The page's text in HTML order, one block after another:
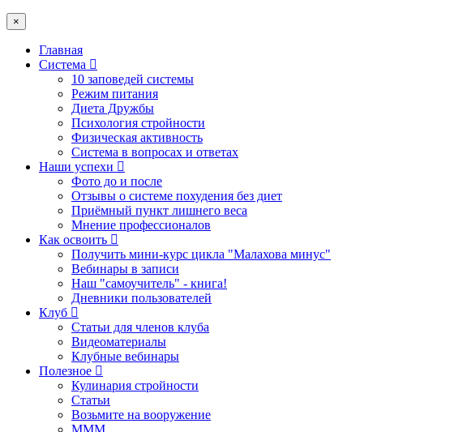
×
Главная
Система
10 заповедей системы
Режим питания
Диета Дружбы
Психология стройности
Физическая активность
Система в вопросах и ответах
Наши успехи
Фото до и после
Отзывы о системе похудения без диет
Приёмный пункт лишнего веса
Мнение профессионалов
Как освоить
Получить мини-курс цикла "Малахова минус"
Вебинары в записи
Наш "самоучитель" - книга!
Дневники пользователей
Клуб
Статьи для членов клуба
Видеоматериалы
Клубные вебинары
Полезное
Кулинария стройности
Статьи
Возьмите на вооружение
МММ